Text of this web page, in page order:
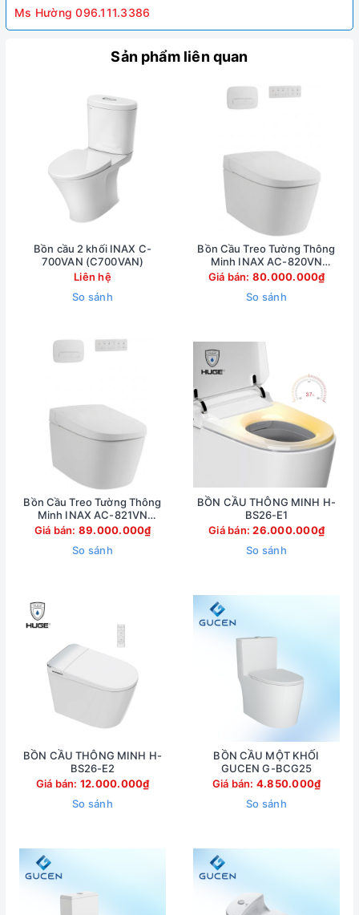
Ms Hường 096.111.3386
Sản phẩm liên quan
Bồn cầu 2 khối INAX C-
700VAN (C700VAN)
Liên hệ
So sánh
Bồn Cầu Treo Tường Thông
Minh INAX AC-820VN
(AC820VN)
Giá bán: 80.000.000₫
So sánh
Bồn Cầu Treo Tường Thông
Minh INAX AC-821VN
(AC821VN)
Giá bán: 89.000.000₫
So sánh
BỒN CẦU THÔNG MINH H-
BS26-E1
Giá bán:26.000.000₫
So sánh
BỒN CẦU THÔNG MINH H-
BS26-E2
Giá bán: 12.000.000₫
So sánh
BỒN CẦU MỘT KHỐI
GUCEN G-BCG25
Giá bán: 4.850.000₫
So sánh